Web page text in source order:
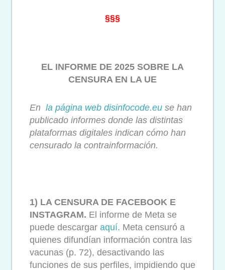
§§§
EL INFORME DE 2025 SOBRE LA
CENSURA EN LA UE
En la página web disinfocode.eu se han
publicado informes donde las distintas
plataformas digitales indican cómo han
censurado la contrainformación.
1) LA CENSURA DE FACEBOOK E
INSTAGRAM. El informe de Meta se
puede descargar aquí. Meta censuró a
quienes difundían información contra las
vacunas (p. 72), desactivando las
funciones de sus perfiles, impidiendo que